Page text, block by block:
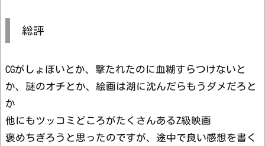
総評
CGがしょぼいとか、撃たれたのに血糊すらつけないと
か、謎のオチとか、絵画は湖に沈んだらもうダメだろと
か
他にもツッコミどころがたくさんあるZ級映画
褒めちぎろうと思ったのですが、途中で良い感想を書く